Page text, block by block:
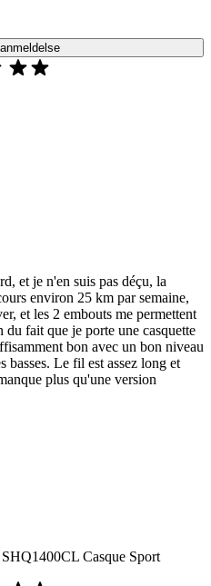
et je n'en suis pas déçu, la
environ 25 km par semaine,
et les 2 embouts me permettent
fait que je porte une casquette
bon avec un bon niveau
basses. Le fil est assez long et
plus qu'une version
Casque Sport